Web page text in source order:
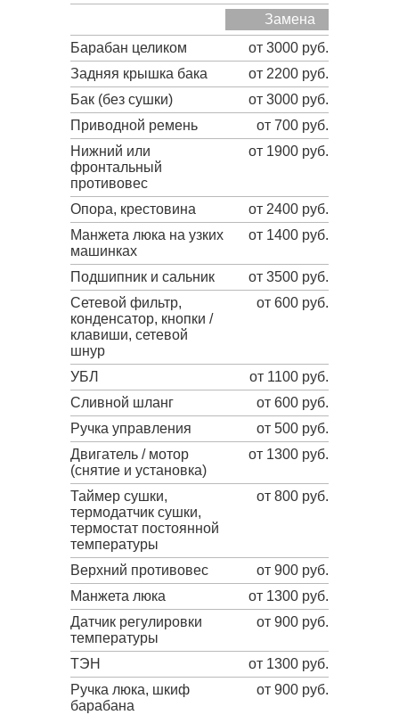
Замена
Барабан целиком
от 3000 руб.
Задняя крышка бака
от 2200 руб.
Бак (без сушки)
от 3000 руб.
Приводной ремень
от 700 руб.
Нижний или
фронтальный
противовес
от 1900 руб.
Опора, крестовина
от 2400 руб.
Манжета люка на узких
машинках
от 1400 руб.
Подшипник и сальник
от 3500 руб.
Сетевой фильтр,
конденсатор, кнопки /
клавиши, сетевой
шнур
от 600 руб.
УБЛ
от 1100 руб.
Сливной шланг
от 600 руб.
Ручка управления
от 500 руб.
Двигатель / мотор
(снятие и установка)
от 1300 руб.
Таймер сушки,
термодатчик сушки,
термостат постоянной
температуры
от 800 руб.
Верхний противовес
от 900 руб.
Манжета люка
от 1300 руб.
Датчик регулировки
температуры
от 900 руб.
ТЭН
от 1300 руб.
Ручка люка, шкиф
барабана
от 900 руб.